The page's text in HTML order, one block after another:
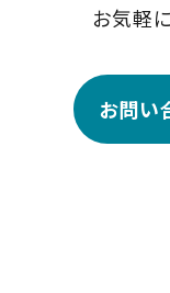
お気軽
お問い